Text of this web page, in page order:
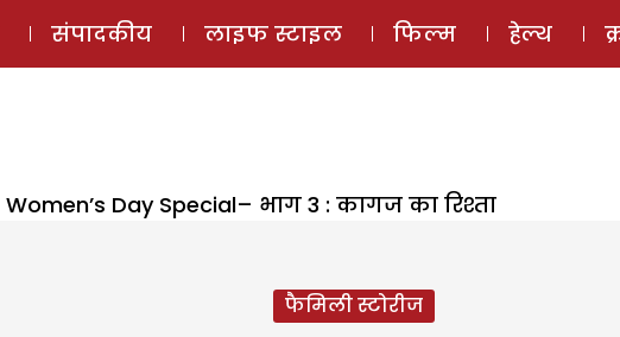
ई-मैगज़ीन
संपादकीय लाइफ स्टाइल फिल्म हेल्थ
Women’s Day Special– भाग 3 : कागज का रिश्ता
फैमिली स्टोरीज